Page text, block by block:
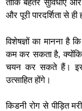
ताकि बेहतर सुविधाएं
और पूरी पारदर्शिता से
विशेषज्ञों का मानना है
कम कर सकता है,
चयन कर सकते हैं। इसके
उत्साहित होंगे।
किडनी रोग से पीड़ित